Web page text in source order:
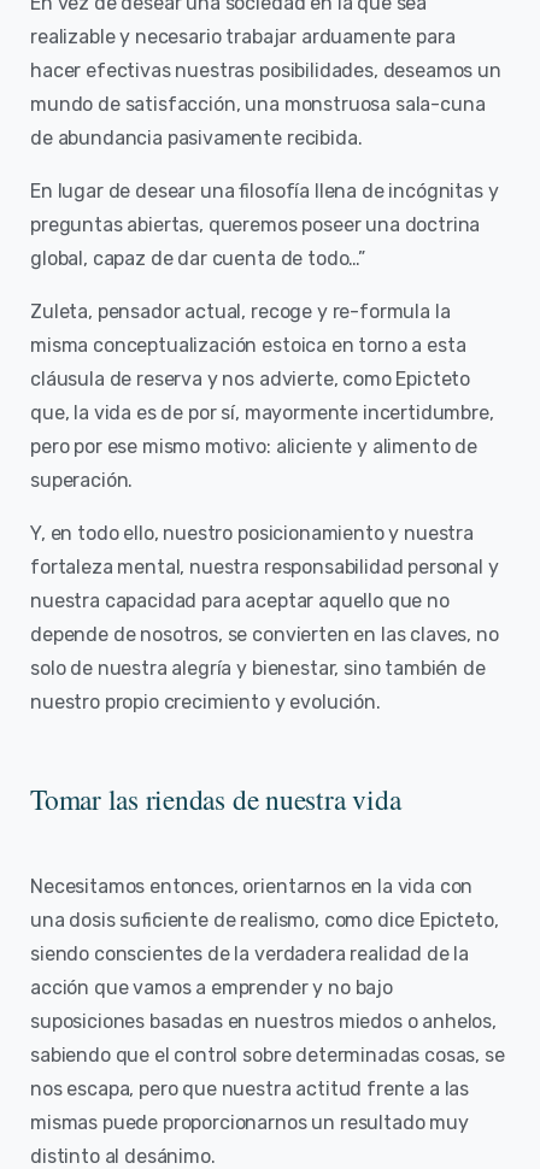
realizable y necesario trabajar arduamente para
hacer efectivas nuestras posibilidades, deseamos un
mundo de satisfacción, una monstruosa sala-cuna
de abundancia pasivamente recibida.
En lugar de desear una filosofía llena de incógnitas y
preguntas abiertas, queremos poseer una doctrina
global, capaz de dar cuenta de todo…”
Zuleta, pensador actual, recoge y re-formula la
misma conceptualización estoica en torno a esta
cláusula de reserva y nos advierte, como Epicteto
que, la vida es de por sí, mayormente incertidumbre,
pero por ese mismo motivo: aliciente y alimento de
superación.
Y, en todo ello, nuestro posicionamiento y nuestra
fortaleza mental, nuestra responsabilidad personal y
nuestra capacidad para aceptar aquello que no
depende de nosotros, se convierten en las claves, no
solo de nuestra alegría y bienestar, sino también de
nuestro propio crecimiento y evolución.
Tomar las riendas de nuestra vida
Necesitamos entonces, orientarnos en la vida con
una dosis suficiente de realismo, como dice Epicteto,
siendo conscientes de la verdadera realidad de la
acción que vamos a emprender y no bajo
suposiciones basadas en nuestros miedos o anhelos,
sabiendo que el control sobre determinadas cosas, se
nos escapa, pero que nuestra actitud frente a las
mismas puede proporcionarnos un resultado muy
distinto al desánimo.